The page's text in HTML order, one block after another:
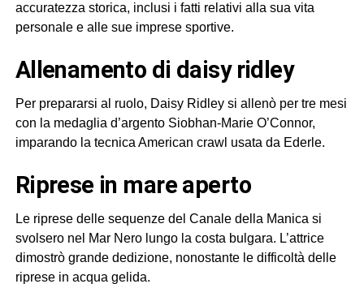
accuratezza storica, inclusi i fatti relativi alla sua vita
personale e alle sue imprese sportive.
allenamento di daisy ridley
Per prepararsi al ruolo, Daisy Ridley si allenò per tre mesi
con la medaglia d’argento Siobhan-Marie O’Connor,
imparando la tecnica American crawl usata da Ederle.
riprese in mare aperto
Le riprese delle sequenze del Canale della Manica si
svolsero nel Mar Nero lungo la costa bulgara. L’attrice
dimostrò grande dedizione, nonostante le difficoltà delle
riprese in acqua gelida.